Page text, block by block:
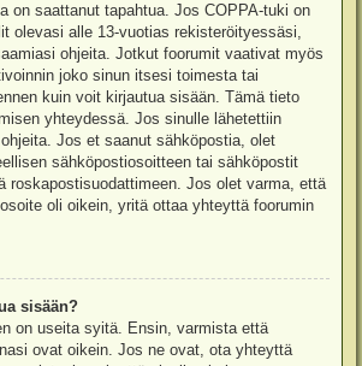
on saattanut tapahtua. Jos COPPA-tuki on
olevasi alle 13-vuotias rekisteröityessäsi,
ohjeita. Jotkut foorumit vaativat myös
joko sinun itsesi toimesta tai
kuin voit kirjautua sisään. Tämä tieto
yhteydessä. Jos sinulle lähetettiin
Jos et saanut sähköpostia, olet
sähköpostiosoitteen tai sähköpostit
roskapostisuodattimeen. Jos olet varma, että
oli oikein, yritä ottaa yhteyttä foorumin
sisään?
on useita syitä. Ensin, varmista että
ovat oikein. Jos ne ovat, ota yhteyttä